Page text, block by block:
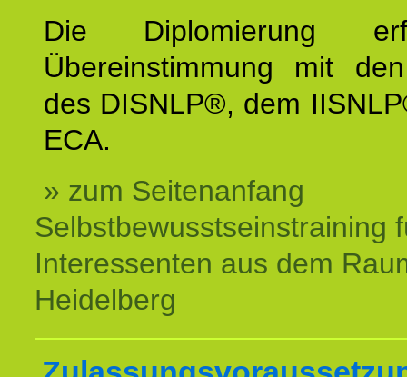
Die Diplomierung
Übereinstimmung mit
des DISNLP®, dem
ECA.
» zum Seitenanfang
Selbstbewusstseinstraining
Interessenten aus dem
Heidelberg